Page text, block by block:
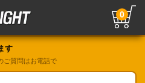
0
す
ご質問はお電話で